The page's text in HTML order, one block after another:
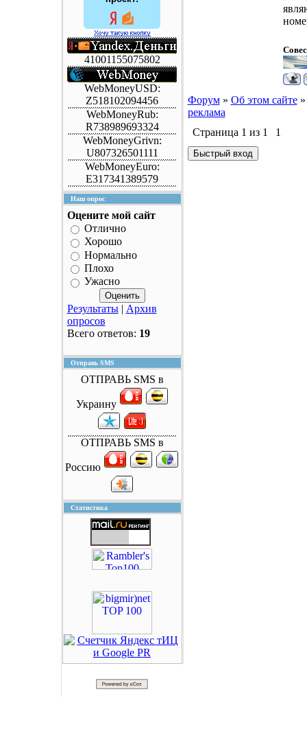
41001155075802
WebMoneyUSD:
Z518102094456
WebMoneyRub:
R738989693324
WebMoneyGrivn:
U807326501111
WebMoneyEuro:
E317341389579
Наш опрос
Оцените мой сайт
Отлично
Хорошо
Нормально
Плохо
Ужасно
Результаты| Архив
опросов
Всего ответов: 19
Отправь SMS
ОТПРАВЬ SMS в
Украину
ОТПРАВЬ SMS в
Россию
Статистика
Форум » Об этом сайте »
реклама
Страница 1 из 1 1